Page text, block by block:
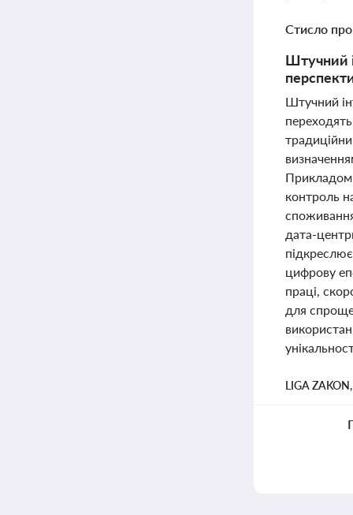
Стисло
Штучний
Штучний
Прикладом
контроль
дата-
цифрову
праці,
для
LIGA